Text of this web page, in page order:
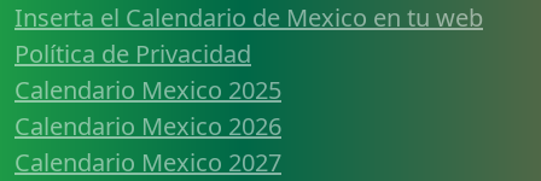
Inserta el Calendario de Mexico en tu web
Política de Privacidad
Calendario Mexico 2025
Calendario Mexico 2026
Calendario Mexico 2027